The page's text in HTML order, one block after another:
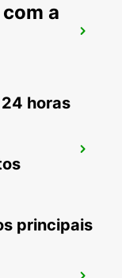
a
horas
principais